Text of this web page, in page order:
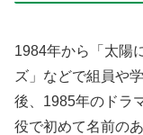
1984年から「太陽
ズ」などで組員や
後、1985年のドラ
役で初めて名前の